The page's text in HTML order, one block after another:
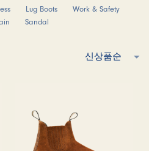
Lug Boots
Work & Safety
Sandal